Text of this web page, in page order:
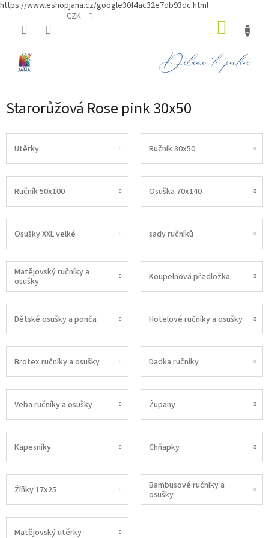
https://www.eshopjana.cz/google30f4ac32e7db93dc.html
CZK
Starorůžová Rose pink 30x50
Utěrky Ručník 30x50
Ručník 50x100 Osuška 70x140
Osušky XXL velké sady ručníků
Matějovský ručníky a
osušky
Koupelnová předložka
Dětské osušky a ponča Hotelové ručníky a osušky
Brotex ručníky a osušky Dadka ručníky
Veba ručníky a osušky Župany
Kapesníky Chňapky
Žíňky 17x25
Bambusové ručníky a
osušky
Matějovský utěrky